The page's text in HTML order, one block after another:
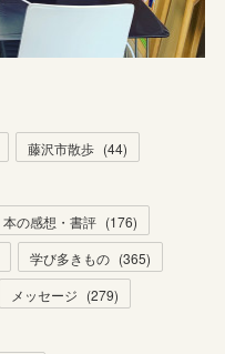
藤沢市散歩 (44)
本の感想・書評 (176)
学び多きもの (365)
メッセージ (279)